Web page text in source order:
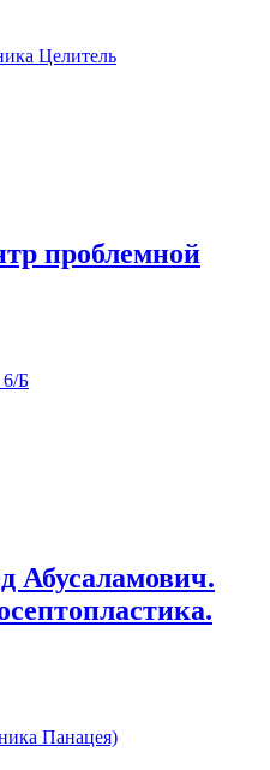
Целитель
проблемной
6/Б
Абусаламович.
Панацея)